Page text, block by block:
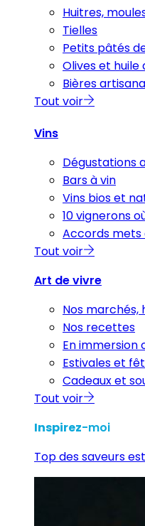
Huitres,
Tielles
Petits pâtés
Olives et huile
Bières
Tout voir
Vins
Dégustations
Bars à vin
Vins bios et
10 vignerons
Accords mets
Tout voir
Art de vivre
Nos marchés,
Nos recettes
En immersion
Estivales et
Cadeaux et
Tout voir
Inspirez-moi
Top des saveurs